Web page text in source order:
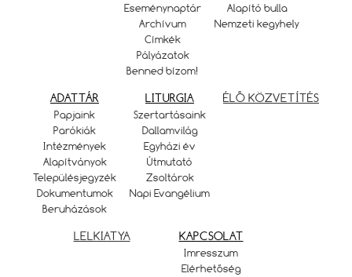
Eseménynaptár
Archívum
Címkék
Pályázatok
Benned bízom!
Alapító bulla
Nemzeti kegyhely
ADATTÁR
Papjaink
Parókiák
Intézmények
Alapítványok
Településjegyzék
Dokumentumok
Beruházások
LITURGIA
Szertartásaink
Dallamvilág
Egyházi év
Útmutató
Zsoltárok
Napi Evangélium
ÉLŐ KÖZVETÍTÉS
LELKIATYA KAPCSOLAT
Imresszum
Elérhetőség